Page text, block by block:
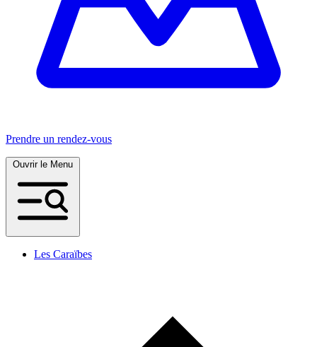
Prendre un rendez-vous
Les Caraïbes